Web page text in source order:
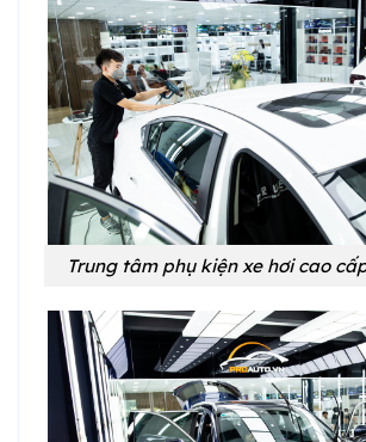
Trung tâm phụ kiện xe hơi cao